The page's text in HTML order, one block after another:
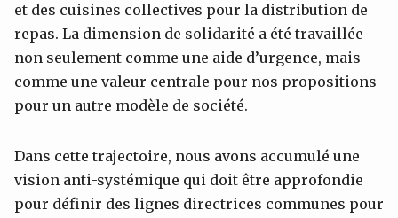
et des cuisines collectives pour la distribution de
repas. La dimension de solidarité a été travaillée
non seulement comme une aide d’urgence, mais
comme une valeur centrale pour nos propositions
pour un autre modèle de société.
Dans cette trajectoire, nous avons accumulé une
vision anti-systémique qui doit être approfondie
pour définir des lignes directrices communes pour